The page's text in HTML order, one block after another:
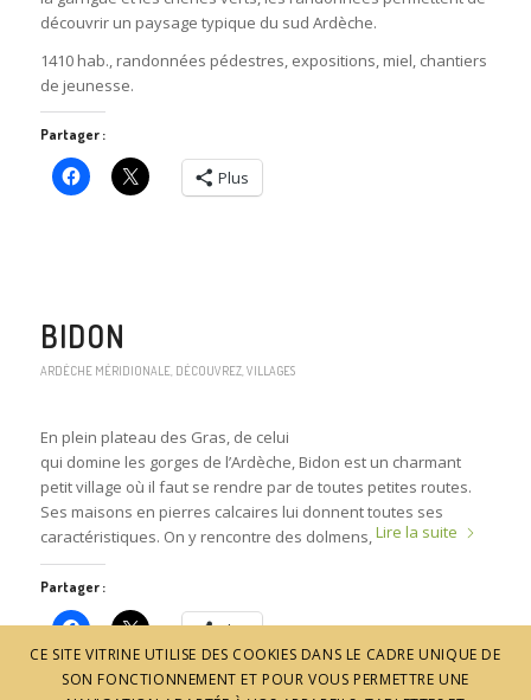
découvrir un paysage typique du sud Ardèche.
1410 hab., randonnées pédestres, expositions, miel, chantiers
de jeunesse.
Partager :
Plus
BIDON
ARDÈCHE MÉRIDIONALE, DÉCOUVREZ, VILLAGES
En plein plateau des Gras, de celui
qui domine les gorges de l’Ardèche, Bidon est un charmant
petit village où il faut se rendre par de toutes petites routes.
Ses maisons en pierres calcaires lui donnent toutes ses
caractéristiques. On y rencontre des dolmens,Lire la suite
Partager :
Plus
CE SITE VITRINE UTILISE DES COOKIES DANS LE CADRE UNIQUE DE
SON FONCTIONNEMENT ET POUR VOUS PERMETTRE UNE